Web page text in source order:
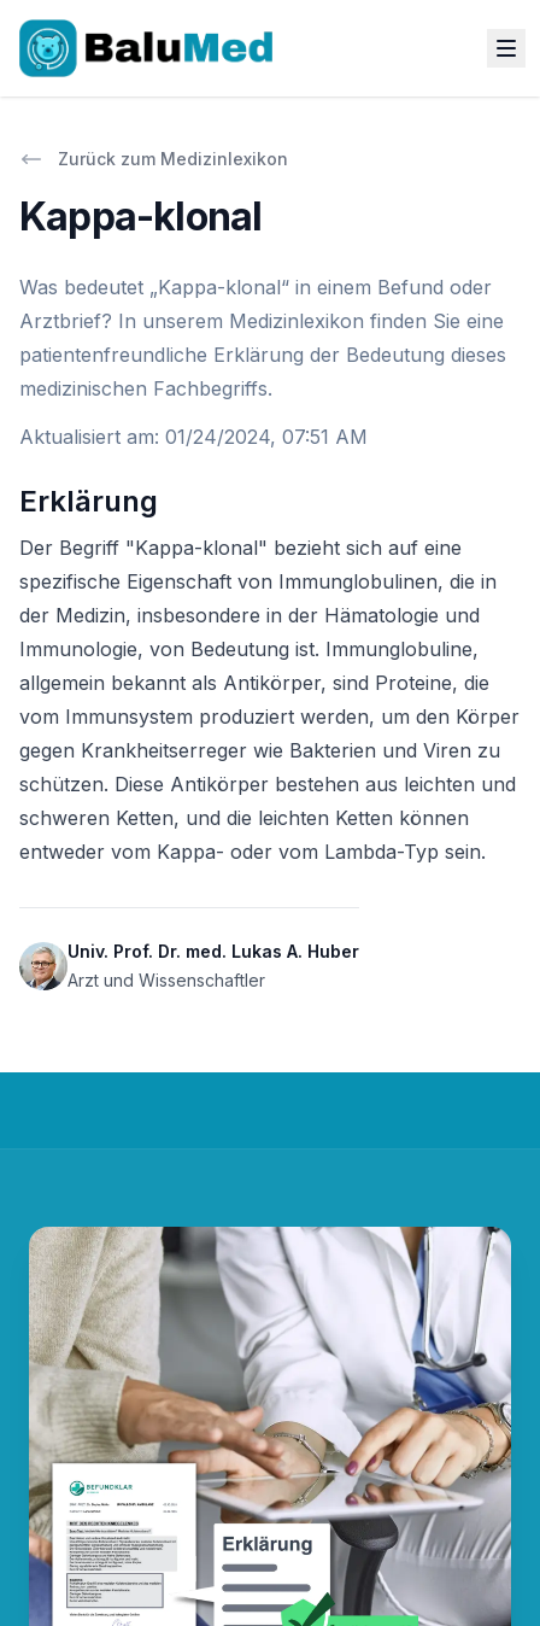
Zurück zum Medizinlexikon
Kappa-klonal
Was bedeutet „Kappa-klonal“ in einem Befund oder
Arztbrief? In unserem Medizinlexikon finden Sie eine
patientenfreundliche Erklärung der Bedeutung dieses
medizinischen Fachbegriffs.
Aktualisiert am: 01/24/2024, 07:51 AM
Erklärung
Der Begriff "Kappa-klonal" bezieht sich auf eine
spezifische Eigenschaft von Immunglobulinen, die in
der Medizin, insbesondere in der Hämatologie und
Immunologie, von Bedeutung ist. Immunglobuline,
allgemein bekannt als Antikörper, sind Proteine, die
vom Immunsystem produziert werden, um den Körper
gegen Krankheitserreger wie Bakterien und Viren zu
schützen. Diese Antikörper bestehen aus leichten und
schweren Ketten, und die leichten Ketten können
entweder vom Kappa- oder vom Lambda-Typ sein.
Univ. Prof. Dr. med. Lukas A. Huber
Arzt und Wissenschaftler